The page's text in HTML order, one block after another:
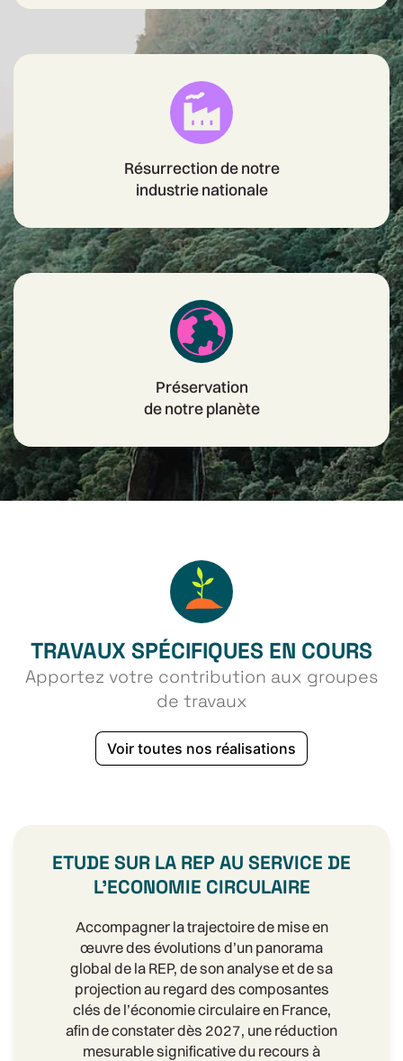
Résurrection de notre
industrie nationale
Préservation
de notre planète
TRAVAUX SPÉCIFIQUES EN COURS
Apportez votre contribution aux groupes
de travaux
Voir toutes nos réalisations
ETUDE SUR LA REP AU SERVICE DE
L'ECONOMIE CIRCULAIRE
Accompagner la trajectoire de mise en
œuvre des évolutions d’un panorama
global de la REP, de son analyse et de sa
projection au regard des composantes
clés de l’économie circulaire en France,
afin de constater dès 2027, une réduction
mesurable significative du recours à